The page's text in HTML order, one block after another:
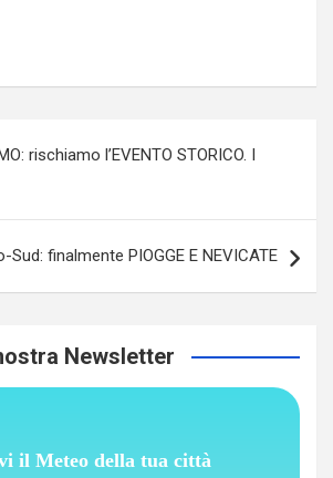
rischiamo l’EVENTO STORICO. I
finalmente PIOGGE E NEVICATE
Newsletter
il Meteo della tua città